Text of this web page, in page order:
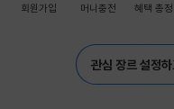
회원가입 머니충전 혜택 총정
관심 장르 설정